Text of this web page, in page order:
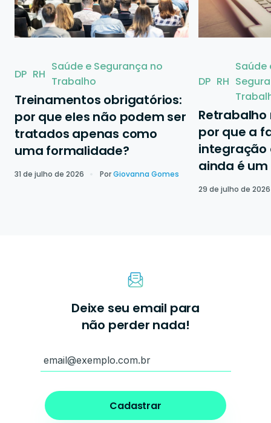
DP RH
Saúde e Segurança no
Trabalho
Treinamentos obrigatórios:
por que eles não podem ser
tratados apenas como
uma formalidade?
31 de julho de 2026 PorGiovanna Gomes
DP RH
Saúde
Retrabalho
por que a
integração
ainda é
29 de julho de 2026
Deixe seu email para
não perder nada!